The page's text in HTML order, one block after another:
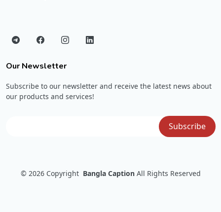
Our Newsletter
Subscribe to our newsletter and receive the latest news about
our products and services!
© 2026 Copyright Bangla Caption All Rights Reserved